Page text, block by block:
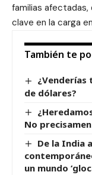
familias
clave en la carga
También te
de dólares?
No
De la India
un mundo